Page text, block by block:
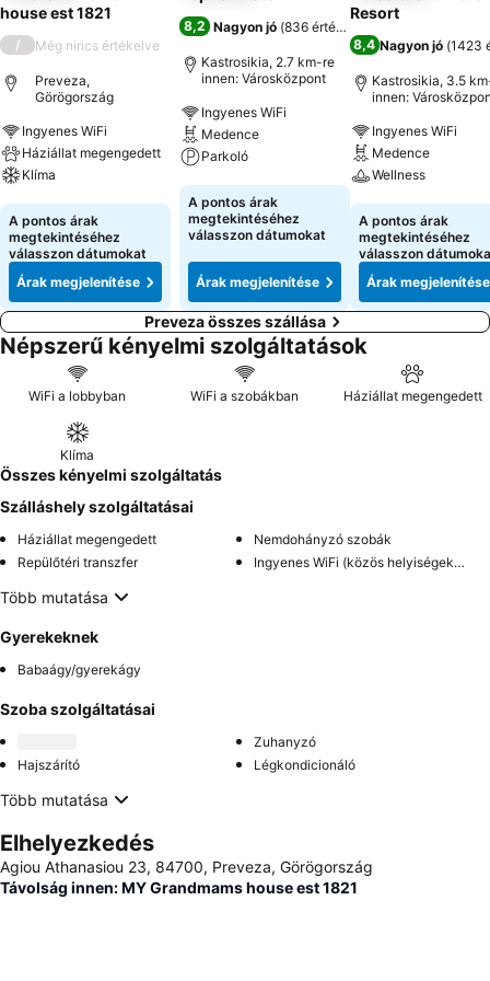
house est 1821
/ Még nincs értékelve
Preveza,
Görögország
Ingyenes WiFi
Háziállat megengedett
Klíma
Árak megjelenítése
A pontos árak
megtekintéséhez
válasszon dátumokat
Árak megjelenítése
8,2 Nagyon jó (836 értékelés
Kastrosikia, 2.7 km-re
innen: Városközpont
Ingyenes WiFi
Medence
Parkoló
Árak megjelenítése
A pontos árak
megtekintéséhez
válasszon dátumokat
Árak megjelenítése
Resort
8,4 Nagyon jó (1423
Kastrosikia, 3.5
innen:
Ingyenes WiFi
Medence
Wellness
Árak
A pontos árak
megtekintéséhez
válasszon
Árak megjelenítése
Preveza összes szállása
Népszerű kényelmi szolgáltatások
WiFi a lobbyban WiFi a szobákban Háziállat megengedett
Klíma
Összes kényelmi szolgáltatás
Szálláshely szolgáltatásai
Háziállat megengedett
Nemdohányzó szobák
Repülőtéri transzfer
Ingyenes WiFi (közös helyiségekben)
Több mutatása
Gyerekeknek
Babaágy/gyerekágy
Szoba szolgáltatásai
Zuhanyzó
Hajszárító
Légkondicionáló
Több mutatása
Elhelyezkedés
Agiou Athanasiou 23, 84700, Preveza, Görögország
Távolság innen: MY Grandmams house est 1821